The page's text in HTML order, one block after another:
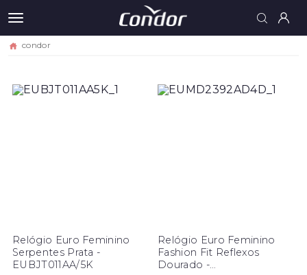
condor
Relógio Euro Feminino
Serpentes Prata -
EUBJT011AA/5K
Relógio Euro Feminino
Fashion Fit Reflexos
Dourado -